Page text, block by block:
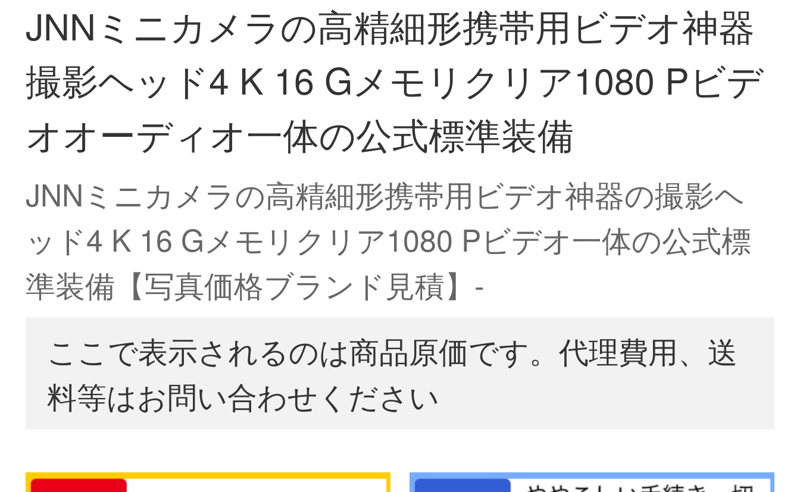
JNNミニカメラの高精細形携帯用ビデオ神器
撮影ヘッド4 K 16 Gメモリクリア1080 Pビデ
オオーディオ一体の公式標準装備
JNNミニカメラの高精細形携帯用ビデオ神器の撮影ヘ
ッド4 K 16 Gメモリクリア1080 Pビデオ一体の公式標
準装備【写真価格ブランド見積】-
ここで表示されるのは商品原価です。代理費用、送
料等はお問い合わせください